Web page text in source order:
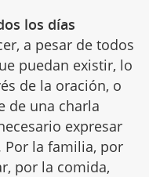
los días
a pesar de todos
puedan existir, lo
de la oración, o
de una charla
expresar
la familia, por
por la comida,